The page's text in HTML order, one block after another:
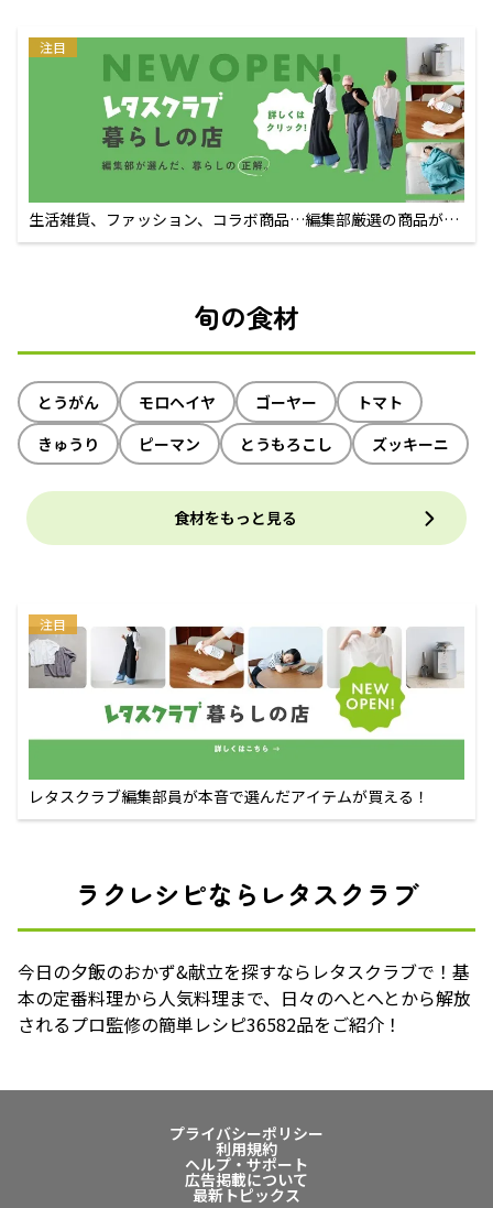
注目
生活雑貨、ファッション、コラボ商品…編集部厳選の商品が買
えるECサイト
旬の食材
とうがん モロヘイヤ ゴーヤー
トマト
きゅうり
ピーマン とうもろこし ズッキーニ
食材をもっと見る
注目
レタスクラブ編集部員が本音で選んだアイテムが買える！
ラクレシピならレタスクラブ
今日の夕飯のおかず&献立を探すならレタスクラブで！基
本の定番料理から人気料理まで、日々のへとへとから解放
されるプロ監修の簡単レシピ36582品をご紹介！
プライバシーポリシー
利用規約
ヘルプ・サポート
広告掲載について
最新トピックス